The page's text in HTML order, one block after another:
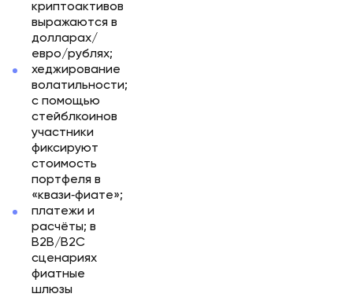
криптоактивов
выражаются в
долларах/
евро/рублях;
хеджирование
волатильности;
с помощью
стейблкоинов
участники
фиксируют
стоимость
портфеля в
«квази‑фиате»;
платежи и
расчёты; в
B2B/B2C
сценариях
фиатные
шлюзы